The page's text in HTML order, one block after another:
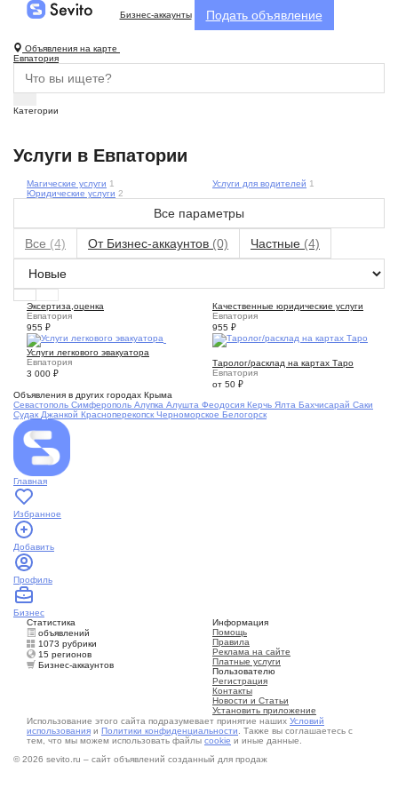
Бизнес-аккаунты Подать объявление
Объявления на карте
Евпатория
Категории
Услуги в Евпатории
Магические услуги 1 Услуги для водителей 1
Юридические услуги 2
Все параметры
Все (4) От Бизнес-аккаунтов (0) Частные (4)
Эксертиза,оценка
Евпатория
955 ₽
Качественные юридические услуги
Евпатория
955 ₽
Услуги легкового эвакуатора
Евпатория
3 000 ₽
Таролог/расклад на картах Таро
Евпатория
от 50 ₽
Объявления в других городах Крыма
Севастополь Симферополь Алупка Алушта Феодосия Керчь Ялта Бахчисарай Саки
Судак Джанкой Красноперекопск Черноморское Белогорск
Главная
Избранное
Добавить
Профиль
Бизнес
Статистика
объявлений
1073 рубрики
15 регионов
Бизнес-аккаунтов
Информация
Помощь
Правила
Реклама на сайте
Платные услуги
Пользователю
Регистрация
Контакты
Новости и Статьи
Установить приложение
Использование этого сайта подразумевает принятие наших Условий
использования и Политики конфиденциальности . Также вы соглашаетесь с
тем, что мы можем использовать файлы cookie и иные данные.
© 2026 sevito.ru – сайт объявлений созданный для продаж